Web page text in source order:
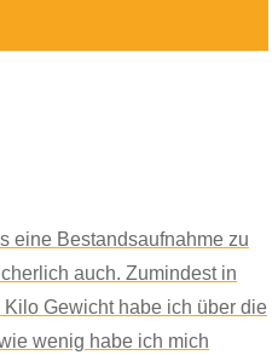
eine Bestandsaufnahme zu
auch. Zumindest in
Gewicht habe ich über die
wenig habe ich mich